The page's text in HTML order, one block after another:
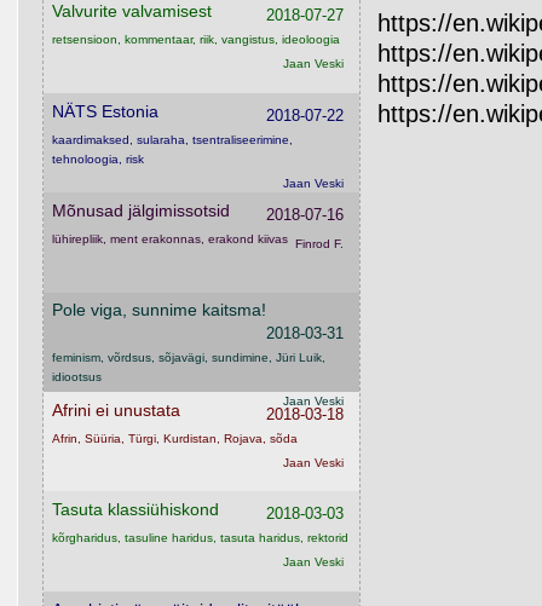
Valvurite valvamisest 2018-07-27
retsensioon, kommentaar, riik, vangistus, ideoloogia
Jaan Veski
NÄTS Estonia 2018-07-22
kaardimaksed, sularaha, tsentraliseerimine,
tehnoloogia, risk
Jaan Veski
Mõnusad jälgimissotsid 2018-07-16
lühirepliik, ment erakonnas, erakond kiivas Finrod F.
Pole viga, sunnime kaitsma!
2018-03-31
feminism, võrdsus, sõjavägi, sundimine, Jüri Luik,
idiootsus
Jaan Veski
Afrini ei unustata 2018-03-18
Afrin, Süüria, Türgi, Kurdistan, Rojava, sõda
Jaan Veski
Tasuta klassiühiskond 2018-03-03
kõrgharidus, tasuline haridus, tasuta haridus, rektorid
Jaan Veski
https://
https://
https://
https://